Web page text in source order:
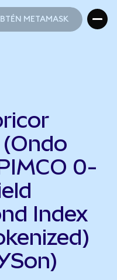
METAMASK
0-
Index